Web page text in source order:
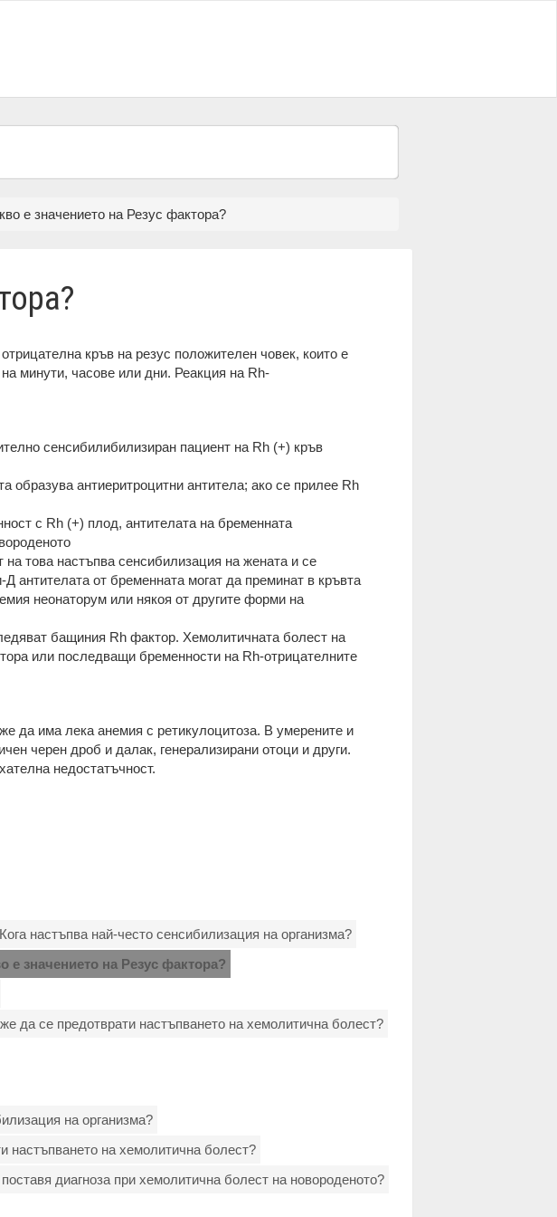
е значението на Резус фактора?
кръв на резус положителен човек, които е
минути, часове или дни. Реакция на Rh-
сенсибилибилизиран пациент на Rh (+) кръв
антиеритроцитни антитела; ако се прилее Rh
с Rh (+) плод, антителата на бременната
това настъпва сенсибилизация на жената и се
антителата от бременната могат да преминат в кръвта
неонаторум или някоя от другите форми на
бащиния Rh фактор. Хемолитичната болест на
или последващи бременности на Rh-отрицателните
да има лека анемия с ретикулоцитоза. В умерените и
черен дроб и далак, генерализирани отоци и други.
недостатъчност.
настъпва най-често сенсибилизация на организма?
е значението на Резус фактора?
да се предотврати настъпването на хемолитична болест?
на организма?
настъпването на хемолитична болест?
диагноза при хемолитична болест на новороденото?